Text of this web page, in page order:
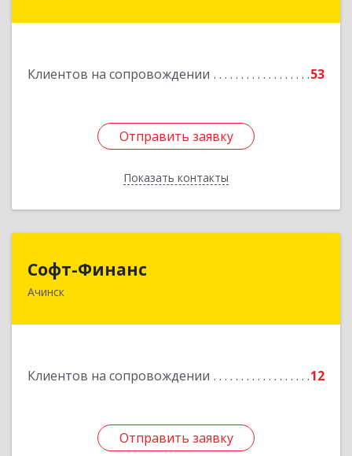
Клиентов на сопровождении 53
Отправить заявку
Показать контакты
Отправить заявку
Назад
Софт-Финанс
Ачинск
Клиентов на сопровождении 12
Отправить заявку
662150, Красноярский край, Ачинск г, 1-й мкр,
Отправить заявку